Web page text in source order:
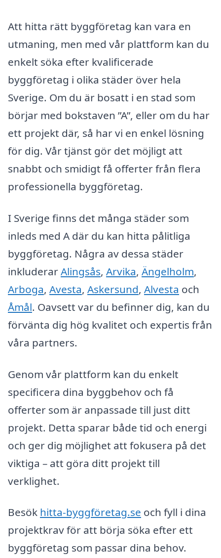
Att hitta rätt byggföretag kan vara en
utmaning, men med vår plattform kan du
enkelt söka efter kvalificerade
byggföretag i olika städer över hela
Sverige. Om du är bosatt i en stad som
börjar med bokstaven ”A”, eller om du har
ett projekt där, så har vi en enkel lösning
för dig. Vår tjänst gör det möjligt att
snabbt och smidigt få offerter från flera
professionella byggföretag.
I Sverige finns det många städer som
inleds med A där du kan hitta pålitliga
byggföretag. Några av dessa städer
inkluderarAlingsås, Arvika, Ängelholm,
Arboga, Avesta, Askersund, Alvesta och
Åmål. Oavsett var du befinner dig, kan du
förvänta dig hög kvalitet och expertis från
våra partners.
Genom vår plattform kan du enkelt
specificera dina byggbehov och få
offerter som är anpassade till just ditt
projekt. Detta sparar både tid och energi
och ger dig möjlighet att fokusera på det
viktiga – att göra ditt projekt till
verklighet.
Besök hitta-byggföretag.se och fyll i dina
projektkrav för att börja söka efter ett
byggföretag som passar dina behov.